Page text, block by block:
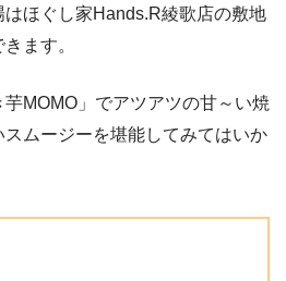
ほぐし家Hands.R綾歌店の敷地
ます。
MOMO」でアツアツの甘～い焼
ムージーを堪能してみてはいか